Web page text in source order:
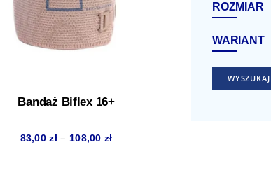
Bandaż Biflex 16+
83,00zł – 108,00złZakres
ROZMIAR
WARIANT
WYSZUKAJ